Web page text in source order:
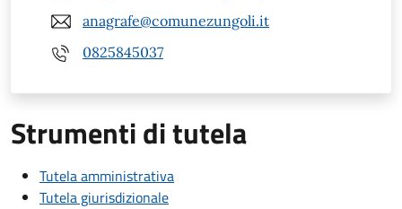
anagrafe@comunezungoli.it
0825845037
Strumenti di tutela
Tutela amministrativa
Tutela giurisdizionale